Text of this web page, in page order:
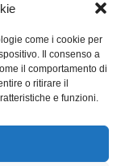
come i cookie per
Il consenso a
il comportamento di
o ritirare il
e funzioni.